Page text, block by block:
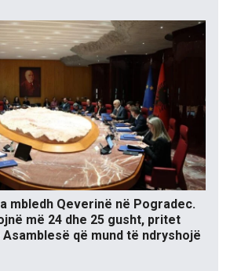
mbledh Qeverinë në Pogradec.
më 24 dhe 25 gusht, pritet
që mund të ndryshojë